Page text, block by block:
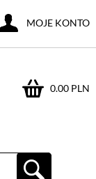
0.00 PLN
MOJE KONTO